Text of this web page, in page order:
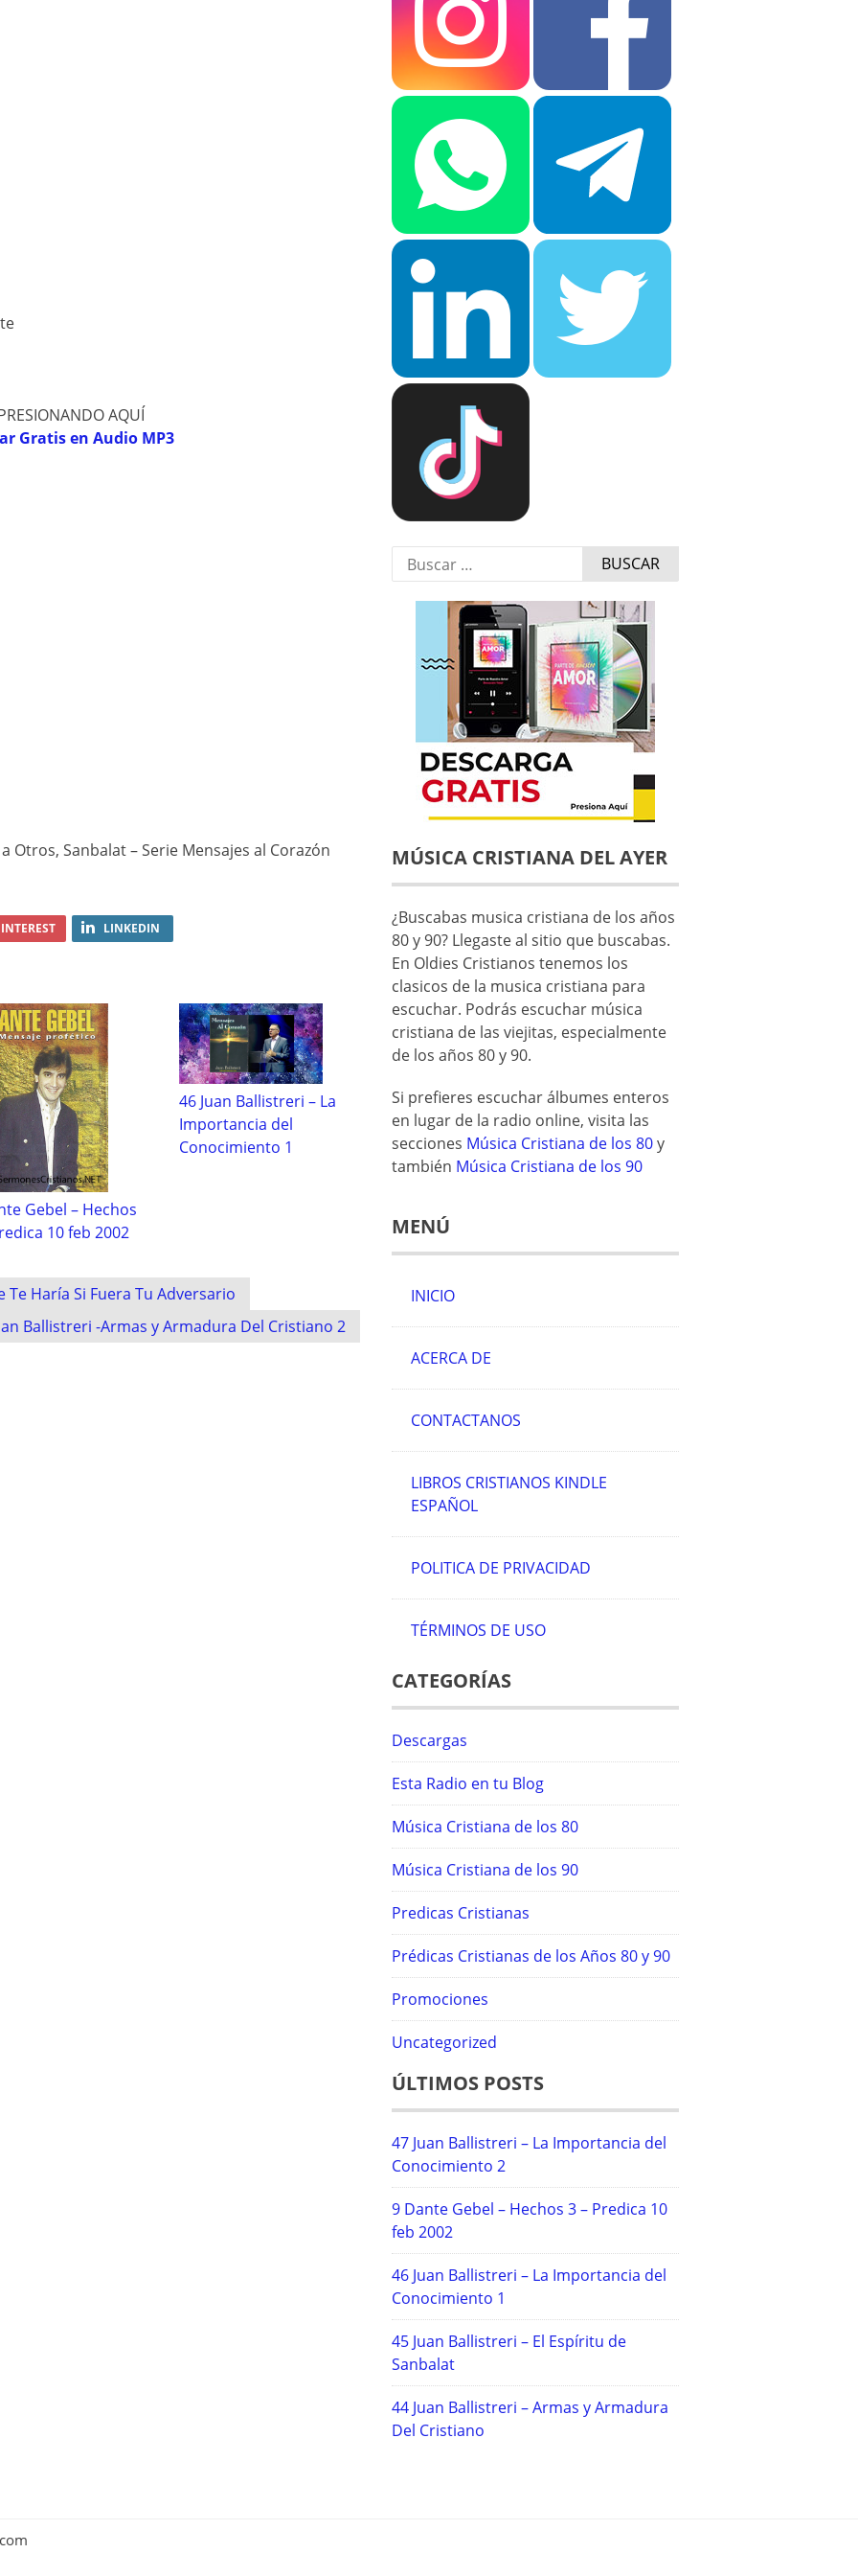
AQUÍ
Gratis en Audio MP3
Otros, Sanbalat – Serie Mensajes al Corazón
LINKEDIN
Gebel – Hechos
10 feb 2002
46 Juan Ballistreri – La
Importancia del
Conocimiento 1
Te Haría Si Fuera Tu Adversario
Ballistreri -Armas y Armadura Del Cristiano 2
Buscar:
MÚSICA CRISTIANA DEL AYER
¿Buscabas musica cristiana de los años
80 y 90? Llegaste al sitio que buscabas.
En Oldies Cristianos tenemos los
clasicos de la musica cristiana para
escuchar. Podrás escuchar música
cristiana de las viejitas, especialmente
de los años 80 y 90.
Si prefieres escuchar álbumes enteros
en lugar de la radio online, visita las
secciones Música Cristiana de los 80y
también Música Cristiana de los 90
MENÚ
INICIO
ACERCA DE
CONTACTANOS
LIBROS CRISTIANOS KINDLE
ESPAÑOL
POLITICA DE PRIVACIDAD
TÉRMINOS DE USO
CATEGORÍAS
Descargas
Esta Radio en tu Blog
Música Cristiana de los 80
Música Cristiana de los 90
Predicas Cristianas
Prédicas Cristianas de los Años 80 y 90
Promociones
Uncategorized
ÚLTIMOS POSTS
47 Juan Ballistreri – La Importancia del
Conocimiento 2
9 Dante Gebel – Hechos 3 – Predica 10
feb 2002
46 Juan Ballistreri – La Importancia del
Conocimiento 1
45 Juan Ballistreri – El Espíritu de
Sanbalat
44 Juan Ballistreri – Armas y Armadura
Del Cristiano